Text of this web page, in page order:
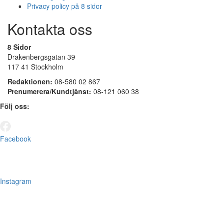
Privacy policy på 8 sidor
Kontakta oss
8 Sidor
Drakenbergsgatan 39
117 41 Stockholm
Redaktionen: 08-580 02 867
Prenumerera/Kundtjänst: 08-121 060 38
Följ oss:
Facebook
Instagram